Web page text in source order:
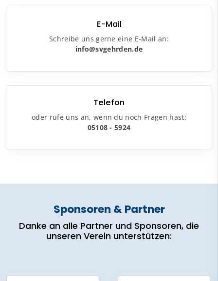
E-Mail
Schreibe uns gerne eine E-Mail an:
info@svgehrden.de
Telefon
oder rufe uns an, wenn du noch Fragen hast:
05108 - 5924
Sponsoren & Partner
Danke an alle Partner und Sponsoren, die
unseren Verein unterstützen: